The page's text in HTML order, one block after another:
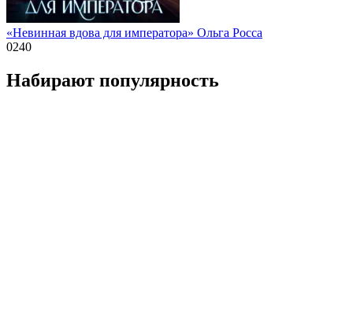
«Невинная вдова для императора» Ольга Росса
0240
Набирают популярность